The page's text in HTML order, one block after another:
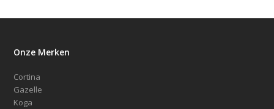
Onze Merken
Cortina
Gazelle
Koga